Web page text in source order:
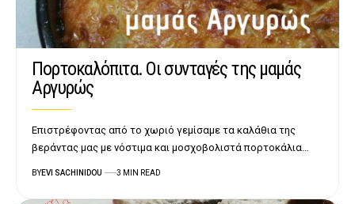
Πορτοκαλόπιτα. Οι συνταγές της μαμάς
Αργυρώς
Επιστρέφοντας από το χωριό γεμίσαμε τα καλάθια της
βεράντας μας με νόστιμα και μοσχοβολιστά πορτοκάλια…
BYEVI SACHINIDOU 3 MIN READ